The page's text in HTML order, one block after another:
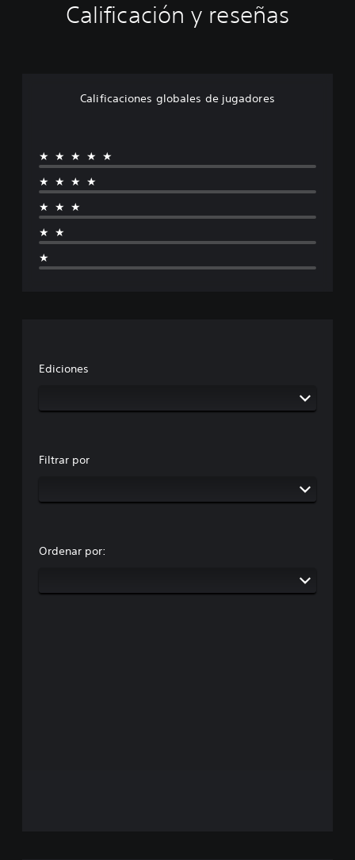
Calificación y reseñas
Calificaciones globales de jugadores
★★★★★
★★★★
★★★
★★
★
Ediciones
Filtrar por
Ordenar por: